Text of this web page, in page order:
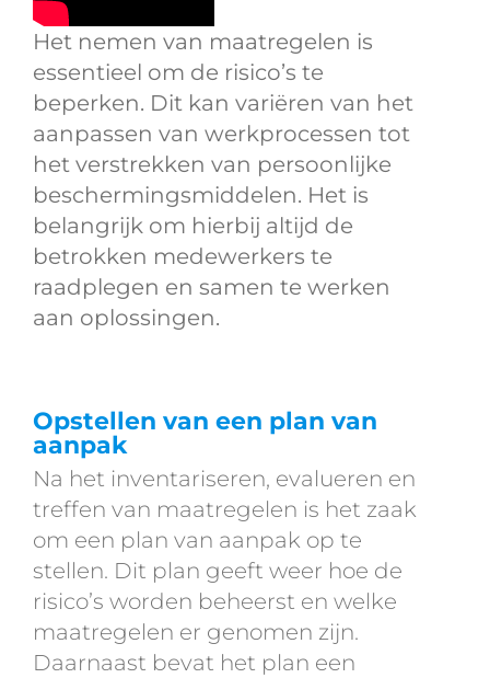
Het nemen van maatregelen is
essentieel om de risico’s te
beperken. Dit kan variëren van het
aanpassen van werkprocessen tot
het verstrekken van persoonlijke
beschermingsmiddelen. Het is
belangrijk om hierbij altijd de
betrokken medewerkers te
raadplegen en samen te werken
aan oplossingen.
Opstellen van een plan van
aanpak
Na het inventariseren, evalueren en
treffen van maatregelen is het zaak
om een plan van aanpak op te
stellen. Dit plan geeft weer hoe de
risico’s worden beheerst en welke
maatregelen er genomen zijn.
Daarnaast bevat het plan een